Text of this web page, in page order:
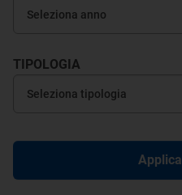
TIPOLOGIA
Applica